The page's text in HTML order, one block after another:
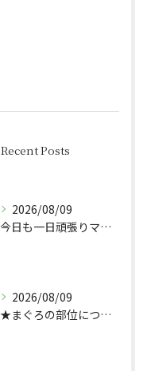
Recent Posts
2026/08/09
今日も一日頑張りマッスル💪
2026/08/09
★まぐろの部位について★